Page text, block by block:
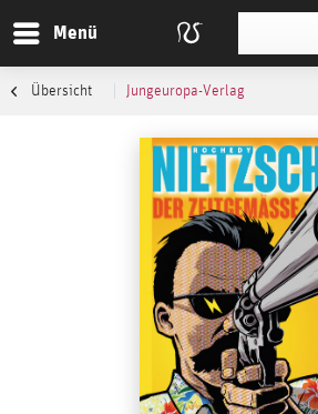
Menü
Übersicht Jungeuropa-Verlag